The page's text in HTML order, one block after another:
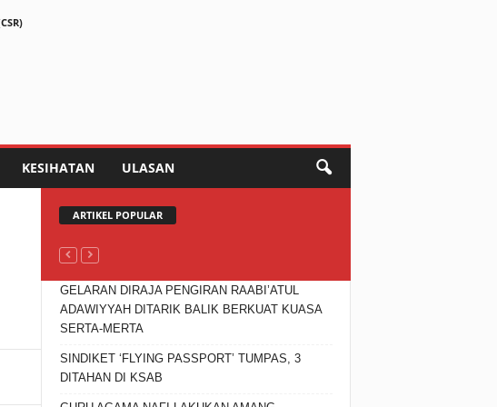
KESIHATAN ULASAN
ARTIKEL POPULAR
GELARAN DIRAJA PENGIRAN RAABI’ATUL
ADAWIYYAH DITARIK BALIK BERKUAT KUASA
SERTA-MERTA
SINDIKET ‘FLYING PASSPORT’ TUMPAS, 3
DITAHAN DI KSAB